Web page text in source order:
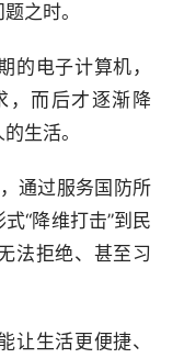
之时。
的电子计算机，
，而后才逐渐降
生活。
通过服务国防所
“降维打击”到民
法拒绝、甚至习
让生活更便捷、